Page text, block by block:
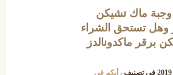
ماك تشيكن
وهل تستحق الشراء
برقر ماكدونالدز
في تصنيف رأيكم في